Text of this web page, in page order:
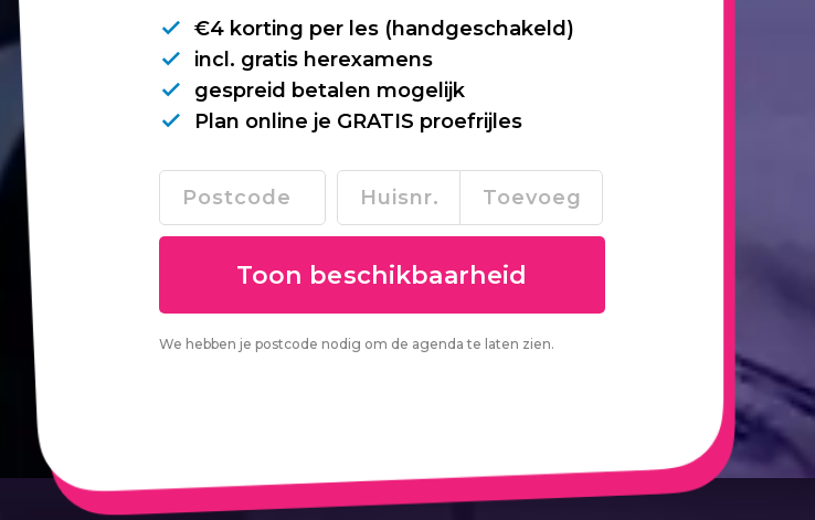
€4 korting per les (handgeschakeld)
incl. gratis herexamens
gespreid betalen mogelijk
Plan online je GRATIS proefrijles
We hebben je postcode nodig om de agenda te laten zien.